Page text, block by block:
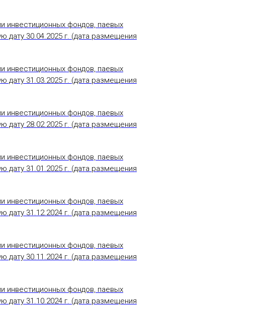
инвестиционных фондов, паевых
дату 30.04.2025 г. (дата размещения
инвестиционных фондов, паевых
дату 31.03.2025 г. (дата размещения
инвестиционных фондов, паевых
дату 28.02.2025 г. (дата размещения
инвестиционных фондов, паевых
дату 31.01.2025 г. (дата размещения
инвестиционных фондов, паевых
дату 31.12.2024 г. (дата размещения
инвестиционных фондов, паевых
дату 30.11.2024 г. (дата размещения
инвестиционных фондов, паевых
дату 31.10.2024 г. (дата размещения